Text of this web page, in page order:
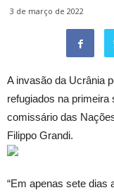
3 de março de 2022
A invasão da Ucrânia
refugiados na primeira
comissário das
Filippo Grandi.
“Em apenas sete dias